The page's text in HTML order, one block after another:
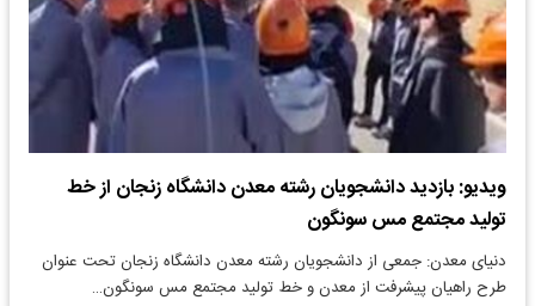
ویدیو: بازدید دانشجویان رشته معدن دانشگاه زنجان از خط
تولید مجتمع مس سونگون
دنیای معدن: جمعی از دانشجویان رشته معدن دانشگاه زنجان تحت عنوان
طرح راهیان پیشرفت از معدن و خط تولید مجتمع مس سونگون…